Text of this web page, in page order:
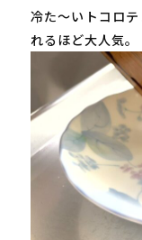
冷た～いトコロ
れるほど大人気。